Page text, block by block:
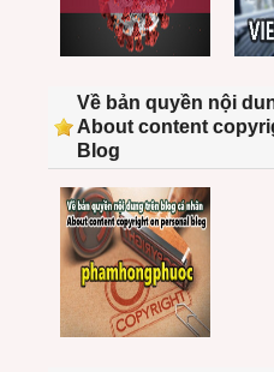
Về bản quyền nội
About content
Blog